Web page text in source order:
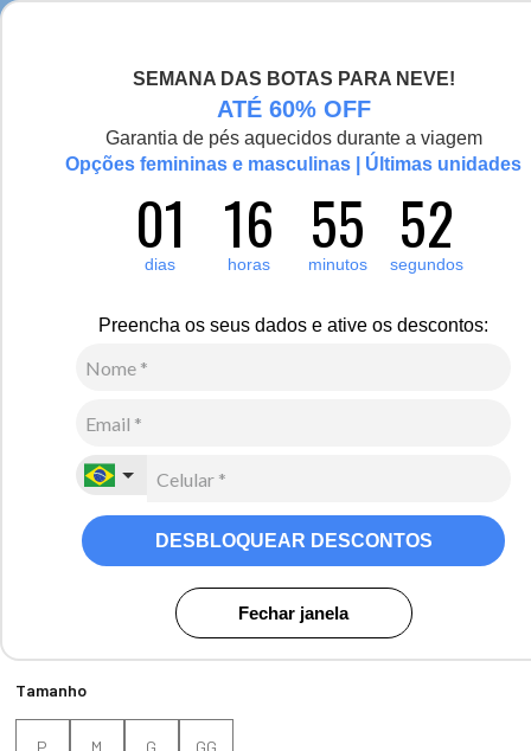
SEMANA DAS BOTAS PARA NEVE!
ATÉ 60% OFF
Garantia de pés aquecidos durante a viagem
Opções femininas e masculinas | Últimas unidades
01
dias 16
horas 55
minutos 52
segundos
Preencha os seus dados e ative os descontos:
DESBLOQUEAR DESCONTOS
Fechar janela
Vídeo
Acessórios Gorros
Avaliações
Gorro térmico de fleece para neve, frio e inverno
00
Ver Parcelas
Preto
Tamanho
P M G GG